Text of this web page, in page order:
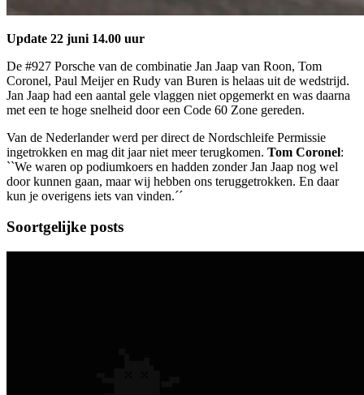
Update 22 juni 14.00 uur
De #927 Porsche van de combinatie Jan Jaap van Roon, Tom
Coronel, Paul Meijer en Rudy van Buren is helaas uit de wedstrijd.
Jan Jaap had een aantal gele vlaggen niet opgemerkt en was daarna
met een te hoge snelheid door een Code 60 Zone gereden.
Van de Nederlander werd per direct de Nordschleife Permissie
ingetrokken en mag dit jaar niet meer terugkomen. Tom Coronel:
``We waren op podiumkoers en hadden zonder Jan Jaap nog wel
door kunnen gaan, maar wij hebben ons teruggetrokken. En daar
kun je overigens iets van vinden.´´
Soortgelijke posts